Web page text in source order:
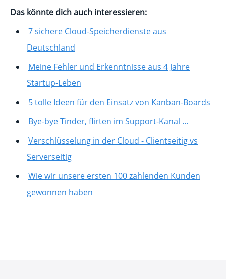
Das könnte dich auch interessieren:
7 sichere Cloud-Speicherdienste aus
Deutschland
Meine Fehler und Erkenntnisse aus 4 Jahre
Startup-Leben
5 tolle Ideen für den Einsatz von Kanban-Boards
Bye-bye Tinder, flirten im Support-Kanal ...
Verschlüsselung in der Cloud - Clientseitig vs
Serverseitig
Wie wir unsere ersten 100 zahlenden Kunden
gewonnen haben